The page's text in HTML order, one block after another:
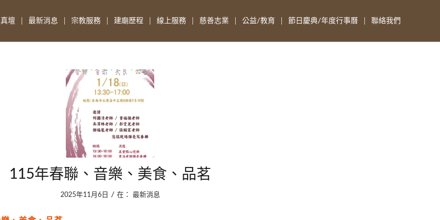
壇 最新消息 宗教服務 建廟歷程 線上服務 慈善志業 公益/教育 節日慶典/年度行事曆 聯絡我們
115年春聯、音樂、美食、品茗
2025年11月6日 / 在： 最新消息